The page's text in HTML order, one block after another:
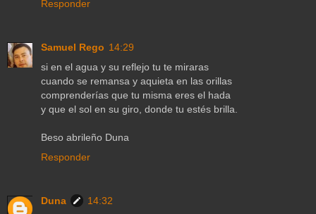
Responder
Samuel Rego 14:29
si en el agua y su reflejo tu te miraras
cuando se remansa y aquieta en las orillas
comprenderías que tu misma eres el hada
y que el sol en su giro, donde tu estés brilla.
Beso abrileño Duna
Responder
Duna
14:32